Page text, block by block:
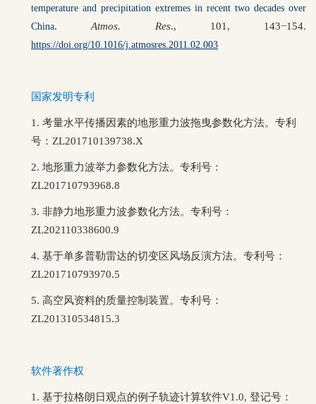
temperature and precipitation extremes in recent two decades over
China.Atmos. Res., 101, 143−154.
https://doi.org/10.1016/j.atmosres.2011.02.003
国家发明专利
1. 考量水平传播因素的地形重力波拖曳参数化方法。专利
号： ZL201710139738.X
2. 地形重力波举力参数化方法。专利号：
ZL201710793968.8
3. 非静力地形重力波参数化方法。专利号：
ZL202110338600.9
4. 基于单多普勒雷达的切变区风场反演方法。专利号：
ZL201710793970.5
5. 高空风资料的质量控制装置。专利号：
ZL201310534815.3
软件著作权
1. 基于拉格朗日观点的例子轨迹计算软件V1.0, 登记号：